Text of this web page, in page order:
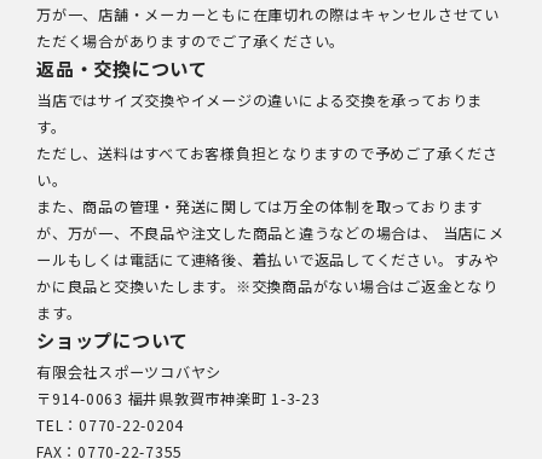
万が一、店舗・メーカーともに在庫切れの際はキャンセルさせてい
ただく場合がありますのでご了承ください。
返品・交換について
当店ではサイズ交換やイメージの違いによる交換を承っておりま
す。
ただし、送料はすべてお客様負担となりますので予めご了承くださ
い。
また、商品の管理・発送に関しては万全の体制を取っております
が、万が一、不良品や注文した商品と違うなどの場合は、 当店にメ
ールもしくは電話にて連絡後、着払いで返品してください。すみや
かに良品と交換いたします。※交換商品がない場合はご返金となり
ます。
ショップについて
有限会社スポーツコバヤシ
〒914-0063 福井県敦賀市神楽町 1-3-23
TEL：0770-22-0204
FAX：0770-22-7355